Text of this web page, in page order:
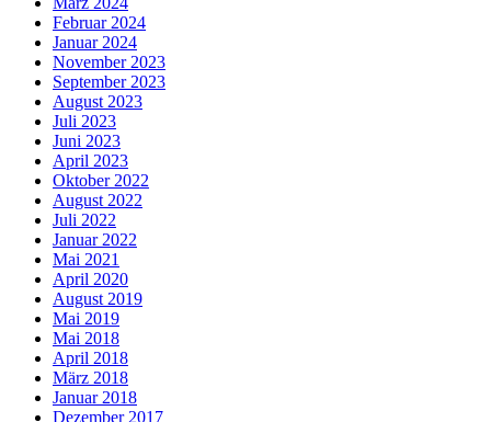
Februar 2024
Januar 2024
November 2023
September 2023
August 2023
Juli 2023
Juni 2023
April 2023
Oktober 2022
August 2022
Juli 2022
Januar 2022
Mai 2021
April 2020
August 2019
Mai 2019
Mai 2018
April 2018
März 2018
Januar 2018
Dezember 2017